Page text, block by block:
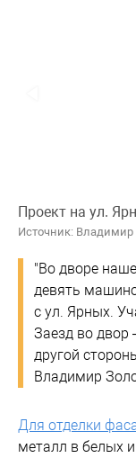
Проект на ул.
Источник: Владимир
"Во дворе
девять
с ул. Ярных.
Заезд во двор
другой
Владимир
Для отделки
металл в белых и